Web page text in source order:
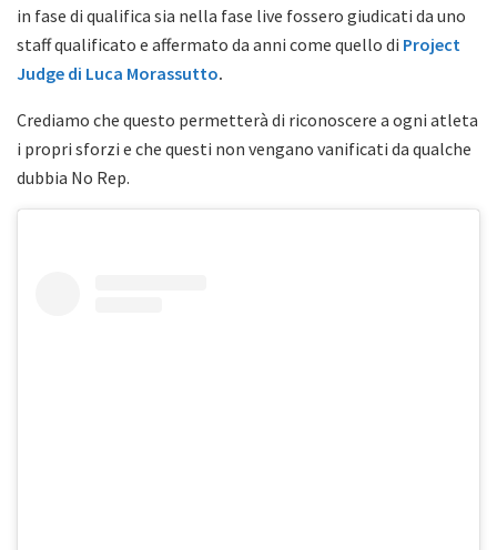
in fase di qualifica sia nella fase live fossero giudicati da uno
staff qualificato e affermato da anni come quello di Project
Judge di Luca Morassutto.
Crediamo che questo permetterà di riconoscere a ogni atleta
i propri sforzi e che questi non vengano vanificati da qualche
dubbia No Rep.